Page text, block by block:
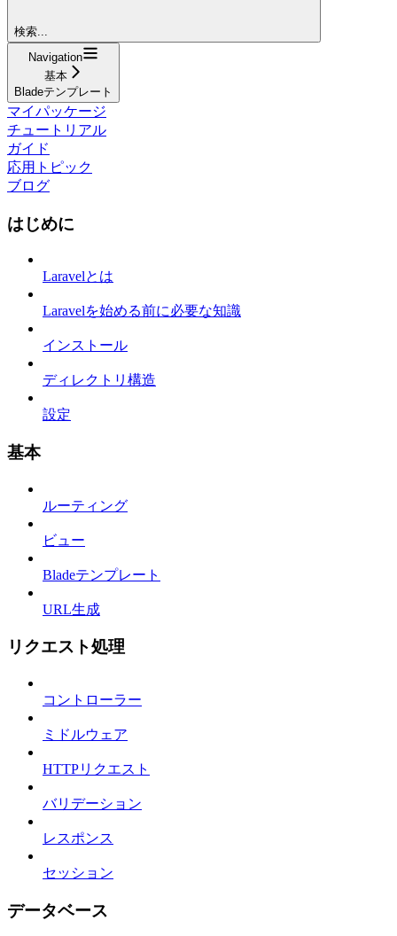
検索...
Navigation
基本
Bladeテンプレート
マイパッケージ
チュートリアル
ガイド
応用トピック
ブログ
はじめに
Laravelとは
Laravelを始める前に必要な知識
インストール
ディレクトリ構造
設定
基本
ルーティング
ビュー
Bladeテンプレート
URL生成
リクエスト処理
コントローラー
ミドルウェア
HTTPリクエスト
バリデーション
レスポンス
セッション
データベース